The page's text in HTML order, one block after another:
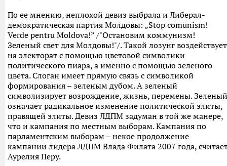
По ее мнению, неплохой девиз выбрала и Либерал-
демократическая партия Молдовы: „Stop comunism!
Verde pentru Moldova!” /"Остановим коммунизм!
Зеленый свет для Молдовы!"/. Такой лозунг воздействует
на электорат с помощью цветовой символики
политического пиара, а именно с помощью зеленого
цвета. Слоган имеет прямую связь с символикой
формирования – зеленым дубом. А зеленый
символизирует возрождение, жизнь, перемены. Зеленый
означает радикальное изменение политической элиты,
правящей элиты. Девиз ЛДПМ задуман в той же манере,
что и кампания по местным выборам. Кампания по
парламентским выборам – некое продолжение
кампании лидера ЛДПМ Влада Филата 2007 года,
Аурелия Перу.